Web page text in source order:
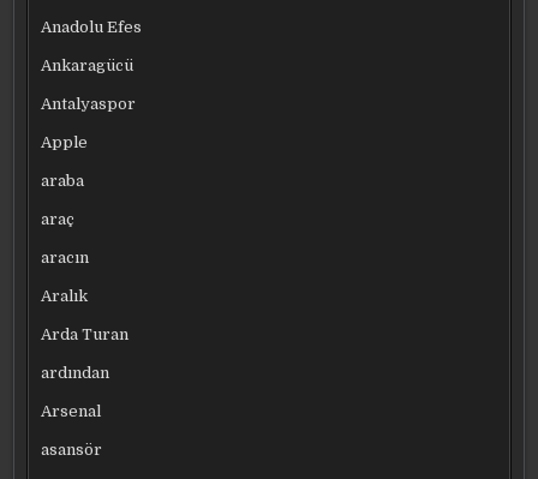
Anadolu Efes
Ankaragücü
Antalyaspor
Apple
araba
araç
aracın
Aralık
Arda Turan
ardından
Arsenal
asansör